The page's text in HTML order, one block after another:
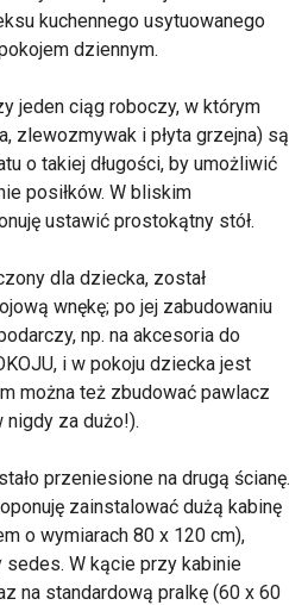
kuchennego usytuowanego
dziennym.
jeden ciąg roboczy, w którym
zlewozmywak i płyta grzejna) są
o takiej długości, by umożliwić
posiłków. W bliskim
ustawić prostokątny stół.
dla dziecka, został
wnękę; po jej zabudowaniu
np. na akcesoria do
i w pokoju dziecka jest
można też zbudować pawlacz
za dużo!).
przeniesione na drugą ścianę.
zainstalować dużą kabinę
o wymiarach 80 x 120 cm),
W kącie przy kabinie
na standardową pralkę (60 x 60